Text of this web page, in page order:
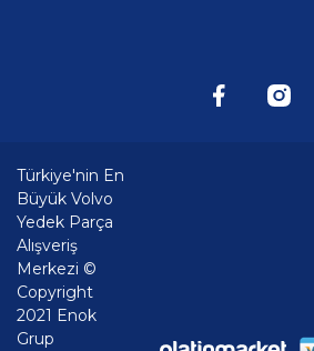
Türkiye'nin En
Büyük Volvo
Yedek Parça
Alışveriş
Merkezi ©
Copyright
2021 Enok
Grup